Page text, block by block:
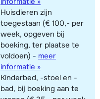
Huisdieren zijn
toegestaan (€ 100,- per
week, opgeven bij
boeking, ter plaatse te
voldoen) - meer
informatie »
Kinderbed, -stoel en -
bad, bij boeking aan te